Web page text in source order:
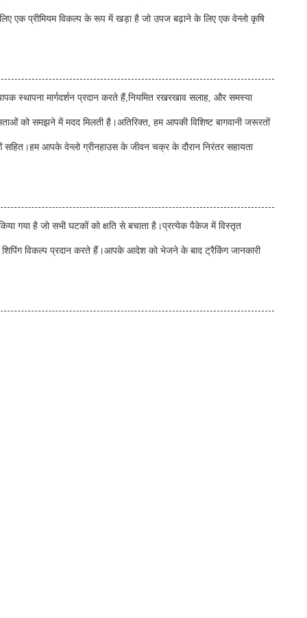
लिए एक प्रीमियम विकल्प के रूप में खड़ा है जो उपज बढ़ाने के लिए एक वेन्लो कृषि
स्थापना मार्गदर्शन प्रदान करते हैं,नियमित रखरखाव सलाह, और समस्या
को समझने में मदद मिलती है।अतिरिक्त, हम आपकी विशिष्ट बागवानी जरूरतों
सहित।हम आपके वेन्लो ग्रीनहाउस के जीवन चक्र के दौरान निरंतर सहायता
गया है जो सभी घटकों को क्षति से बचाता है।प्रत्येक पैकेज में विस्तृत
विकल्प प्रदान करते हैं।आपके आदेश को भेजने के बाद ट्रैकिंग जानकारी